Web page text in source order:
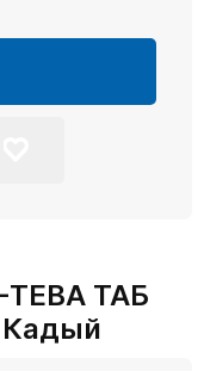
ТАБ
Кадый